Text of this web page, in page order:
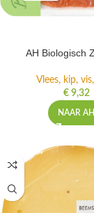
AH Biologisch
Vlees, kip,
€9,32
NAAR AH